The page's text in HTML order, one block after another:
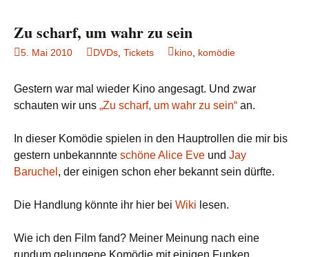
Zu scharf, um wahr zu sein
5. Mai 2010 DVDs Tickets kino komödie
Gestern war mal wieder Kino angesagt. Und zwar
schauten wir uns „Zu scharf, um wahr zu sein“ an.
In dieser Komödie spielen in den Hauptrollen die mir bis
gestern unbekannnte schöneAlice Eve und Jay
Baruchel , der einigen schon eher bekannt sein dürfte.
Die Handlung könnte ihr hier bei Wiki lesen.
Wie ich den Film fand? Meiner Meinung nach eine
rundum gelungene Komödie mit einigen Funken